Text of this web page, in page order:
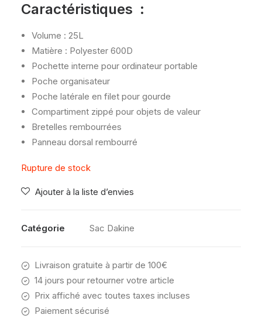
Caractéristiques :
Volume : 25L
Matière : Polyester 600D
Pochette interne pour ordinateur portable
Poche organisateur
Poche latérale en filet pour gourde
Compartiment zippé pour objets de valeur
Bretelles rembourrées
Panneau dorsal rembourré
Rupture de stock
Ajouter à la liste d’envies
Catégorie Sac Dakine
Livraison gratuite à partir de 100€
14 jours pour retourner votre article
Prix affiché avec toutes taxes incluses
Paiement sécurisé